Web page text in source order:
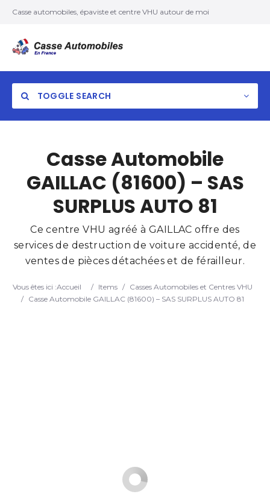
Casse automobiles, épaviste et centre VHU autour de moi
TOGGLE SEARCH
Search
Casse Automobile
GAILLAC (81600) – SAS
SURPLUS AUTO 81
Ce centre VHU agréé à GAILLAC offre des
services de destruction de voiture accidenté, de
ventes de pièces détachées et de férailleur.
Vous êtes ici :Accueil / Items / Casses Automobiles et Centres VHU
/ Casse Automobile GAILLAC (81600) – SAS SURPLUS AUTO 81